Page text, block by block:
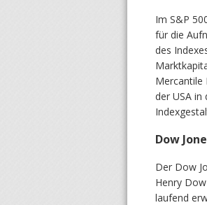
Im S&P
für die
des
Mercantile
der USA
Dow
Der Dow
Henry
laufend